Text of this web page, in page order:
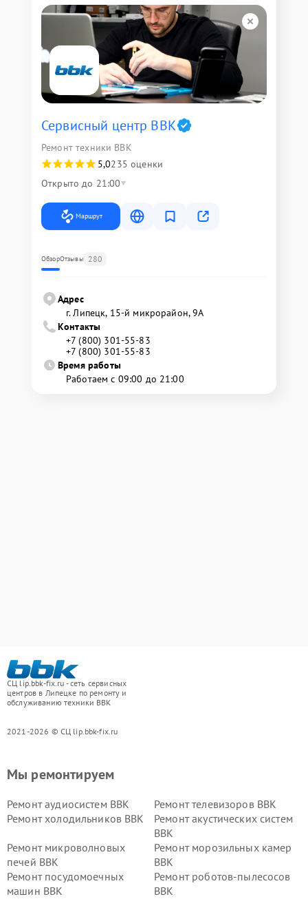
Сервисный центр BBK
Ремонт техники BBK
5,0235 оценки
Открыто до 21:00
Маршрут
ОбзорОтзывы 280
Адрес
г. Липецк, 15-й микрорайон, 9А
Контакты
+7 (800) 301-55-83
+7 (800) 301-55-83
Время работы
Работаем с 09:00 до 21:00
СЦ lip.bbk-fix.ru - сеть сервисных
центров в Липецке по ремонту и
обслуживанию техники BBK
2021-2026 © СЦ lip.bbk-fix.ru
Мы ремонтируем
Ремонт аудиосистем BBK
Ремонт телевизоров BBK
Ремонт холодильников BBK
Ремонт акустических систем
BBK
Ремонт микроволновых
печей BBK
Ремонт морозильных камер
BBK
Ремонт посудомоечных
машин BBK
Ремонт роботов-пылесосов
BBK